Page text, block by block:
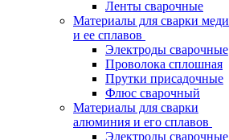
Ленты сварочные
Материалы для сварки меди
и ее сплавов
Электроды сварочные
Проволока сплошная
Прутки присадочные
Флюс сварочный
Материалы для сварки
алюминия и его сплавов
Электроды сварочные